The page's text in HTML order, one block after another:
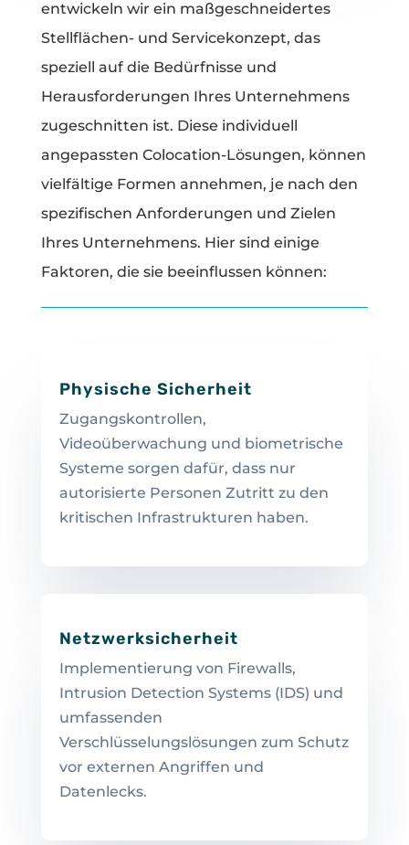
entwickeln wir ein maßgeschneidertes
Stellflächen- und Servicekonzept, das
speziell auf die Bedürfnisse und
Herausforderungen Ihres Unternehmens
zugeschnitten ist. Diese individuell
angepassten Colocation-Lösungen, können
vielfältige Formen annehmen, je nach den
spezifischen Anforderungen und Zielen
Ihres Unternehmens. Hier sind einige
Faktoren, die sie beeinflussen können:
Physische Sicherheit
Zugangskontrollen,
Videoüberwachung und biometrische
Systeme sorgen dafür, dass nur
autorisierte Personen Zutritt zu den
kritischen Infrastrukturen haben.
Netzwerksicherheit
Implementierung von Firewalls,
Intrusion Detection Systems (IDS) und
umfassenden
Verschlüsselungslösungen zum Schutz
vor externen Angriffen und
Datenlecks.